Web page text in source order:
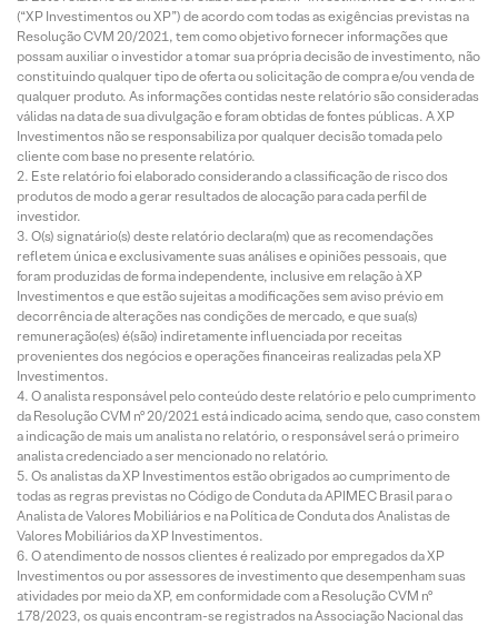
(“XP Investimentos ou XP”) de acordo com todas as exigências previstas na
Resolução CVM 20/2021, tem como objetivo fornecer informações que
possam auxiliar o investidor a tomar sua própria decisão de investimento, não
constituindo qualquer tipo de oferta ou solicitação de compra e/ou venda de
qualquer produto. As informações contidas neste relatório são consideradas
válidas na data de sua divulgação e foram obtidas de fontes públicas. A XP
Investimentos não se responsabiliza por qualquer decisão tomada pelo
cliente com base no presente relatório.
Este relatório foi elaborado considerando a classificação de risco dos
produtos de modo a gerar resultados de alocação para cada perfil de
investidor.
O(s) signatário(s) deste relatório declara(m) que as recomendações
refletem única e exclusivamente suas análises e opiniões pessoais, que
foram produzidas de forma independente, inclusive em relação à XP
Investimentos e que estão sujeitas a modificações sem aviso prévio em
decorrência de alterações nas condições de mercado, e que sua(s)
remuneração(es) é(são) indiretamente influenciada por receitas
provenientes dos negócios e operações financeiras realizadas pela XP
Investimentos.
O analista responsável pelo conteúdo deste relatório e pelo cumprimento
da Resolução CVM nº 20/2021 está indicado acima, sendo que, caso constem
a indicação de mais um analista no relatório, o responsável será o primeiro
analista credenciado a ser mencionado no relatório.
Os analistas da XP Investimentos estão obrigados ao cumprimento de
todas as regras previstas no Código de Conduta da APIMEC Brasil para o
Analista de Valores Mobiliários e na Política de Conduta dos Analistas de
Valores Mobiliários da XP Investimentos.
O atendimento de nossos clientes é realizado por empregados da XP
Investimentos ou por assessores de investimento que desempenham suas
atividades por meio da XP, em conformidade com a Resolução CVM nº
178/2023, os quais encontram-se registrados na Associação Nacional das